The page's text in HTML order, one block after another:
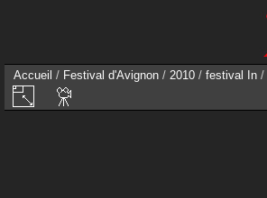
Accueil / Festival d'Avignon / 2010 / festival In /